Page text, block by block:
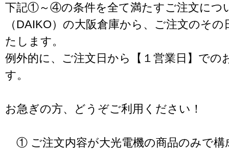
下記①～④の条件を全て満たすご注文につ
（DAIKO）の大阪倉庫から、ご注文のそ
たします。
例外的に、ご注文日から【１営業日】での
す。
お急ぎの方、どうぞご利用ください！
① ご注文内容が大光電機の商品のみで構